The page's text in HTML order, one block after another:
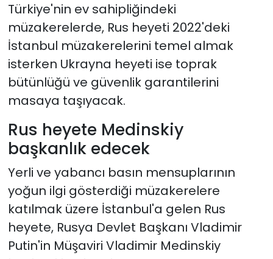
Türkiye'nin ev sahipliğindeki
müzakerelerde, Rus heyeti 2022'deki
İstanbul müzakerelerini temel almak
isterken Ukrayna heyeti ise toprak
bütünlüğü ve güvenlik garantilerini
masaya taşıyacak.
Rus heyete Medinskiy
başkanlık edecek
Yerli ve yabancı basın mensuplarının
yoğun ilgi gösterdiği müzakerelere
katılmak üzere İstanbul'a gelen Rus
heyete, Rusya Devlet Başkanı Vladimir
Putin'in Müşaviri Vladimir Medinskiy